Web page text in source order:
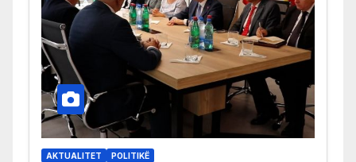
AKTUALITET POLITIKË